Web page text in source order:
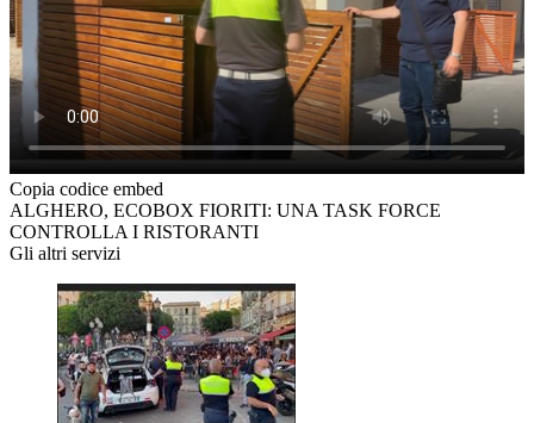
Copia codice embed
ALGHERO, ECOBOX FIORITI: UNA TASK FORCE
CONTROLLA I RISTORANTI
Gli altri servizi